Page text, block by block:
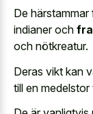
De
indianer och
och nötkreatur.
Deras vikt kan
till en medelstor